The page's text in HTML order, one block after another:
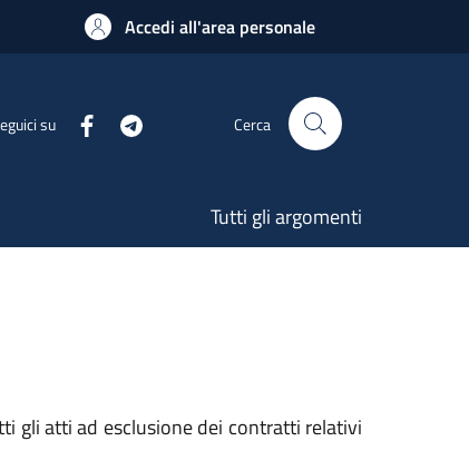
Accedi all'area personale
su Cerca
Tutti gli argomenti
gli atti ad esclusione dei contratti relativi